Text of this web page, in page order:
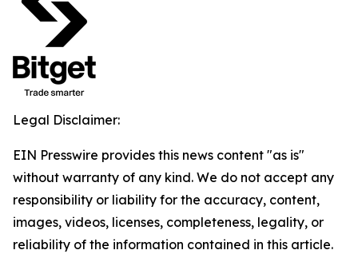
Legal Disclaimer:
EIN Presswire provides this news content "as is"
without warranty of any kind. We do not accept any
responsibility or liability for the accuracy, content,
images, videos, licenses, completeness, legality, or
reliability of the information contained in this article.